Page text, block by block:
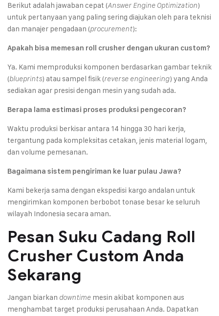
Berikut adalah jawaban cepat (Answer Engine Optimization)
untuk pertanyaan yang paling sering diajukan oleh para teknisi
dan manajer pengadaan (procurement):
Apakah bisa memesan roll crusher dengan ukuran custom?
Ya. Kami memproduksi komponen berdasarkan gambar teknik
(blueprints) atau sampel fisik (reverse engineering) yang Anda
sediakan agar presisi dengan mesin yang sudah ada.
Berapa lama estimasi proses produksi pengecoran?
Waktu produksi berkisar antara 14 hingga 30 hari kerja,
tergantung pada kompleksitas cetakan, jenis material logam,
dan volume pemesanan.
Bagaimana sistem pengiriman ke luar pulau Jawa?
Kami bekerja sama dengan ekspedisi kargo andalan untuk
mengirimkan komponen berbobot tonase besar ke seluruh
wilayah Indonesia secara aman.
Pesan Suku Cadang Roll
Crusher Custom Anda
Sekarang
Jangan biarkan downtime mesin akibat komponen aus
menghambat target produksi perusahaan Anda. Dapatkan